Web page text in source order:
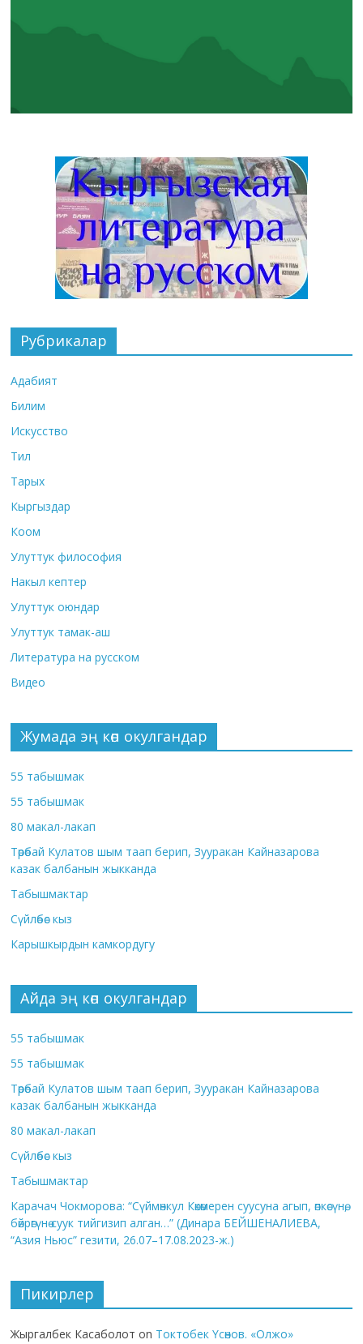
Рубрикалар
Адабият
Билим
Искусство
Тил
Тарых
Кыргыздар
Коом
Улуттук философия
Накыл кептер
Улуттук оюндар
Улуттук тамак-аш
Литература на русском
Видео
Жумада эң көп окулгандар
55 табышмак
55 табышмак
80 макал-лакап
Төрөбай Кулатов шым таап берип, Зууракан Кайназарова
казак балбанын жыкканда
Табышмактар
Сүйлөбөс кыз
Карышкырдын камкордугу
Айда эң көп окулгандар
55 табышмак
55 табышмак
Төрөбай Кулатов шым таап берип, Зууракан Кайназарова
казак балбанын жыкканда
80 макал-лакап
Сүйлөбөс кыз
Табышмактар
Карачач Чокморова: “Сүймөнкул Көкөмерен суусуна агып, өпкөсүнө,
бөйрөгүнө суук тийгизип алган…” (Динара БЕЙШЕНАЛИЕВА,
“Азия Ньюс” гезити, 26.07–17.08.2023-ж.)
Пикирлер
Жыргалбек Касаболот on Токтобек Үсөнов. «Олжо»